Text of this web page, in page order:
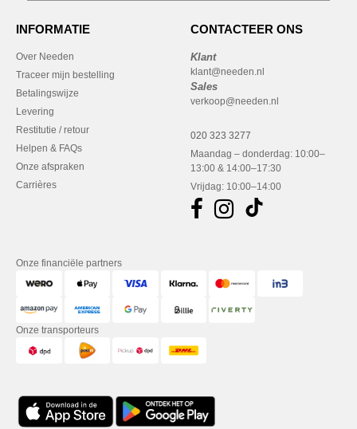
INFORMATIE
Over Needen
Traceer mijn bestelling
Betalingswijze
Levering
Restitutie / retour
Helpen & FAQs
Onze afspraken
Carrières
CONTACTEER ONS
Klant
klant@needen.nl
Sales
verkoop@needen.nl
020 323 3277
Maandag – donderdag: 10:00–
13:00 & 14:00–17:30
Vrijdag: 10:00–14:00
Onze financiële partners
Onze transporteurs